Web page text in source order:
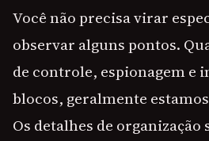
Você não precisa virar
observar alguns pontos.
de controle, espionagem e
blocos, geralmente
Os detalhes de organização